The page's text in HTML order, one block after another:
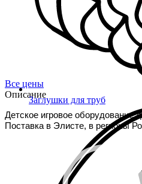
Заглушки для труб
Все цены
Описание
Детское игровое оборудование
Поставка в Элисте, в регионы